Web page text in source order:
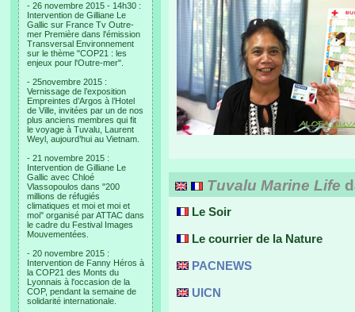
- 26 novembre 2015 - 14h30 :
Intervention de Gilliane Le
Gallic sur France Tv Outre-
mer Première dans l'émission
Transversal Environnement
sur le thème "COP21 : les
enjeux pour l'Outre-mer".
- 25novembre 2015 :
Vernissage de l’exposition
Empreintes d’Argos à l’Hotel
de Ville, invitées par un de nos
plus anciens membres qui fit
le voyage à Tuvalu, Laurent
Weyl, aujourd’hui au Vietnam.
- 21 novembre 2015 :
Intervention de Gilliane Le
Gallic avec Chloé
Vlassopoulos dans "200
millions de réfugiés
climatiques et moi et moi et
moi" organisé par ATTAC dans
le cadre du Festival Images
Mouvementées.
- 20 novembre 2015 :
Intervention de Fanny Héros à
la COP21 des Monts du
Lyonnais à l'occasion de la
COP, pendant la semaine de
solidarité internationale.
Tuvalu Marine Life
Le Soir
Le courrier de la Nature
PACNEWS
UICN